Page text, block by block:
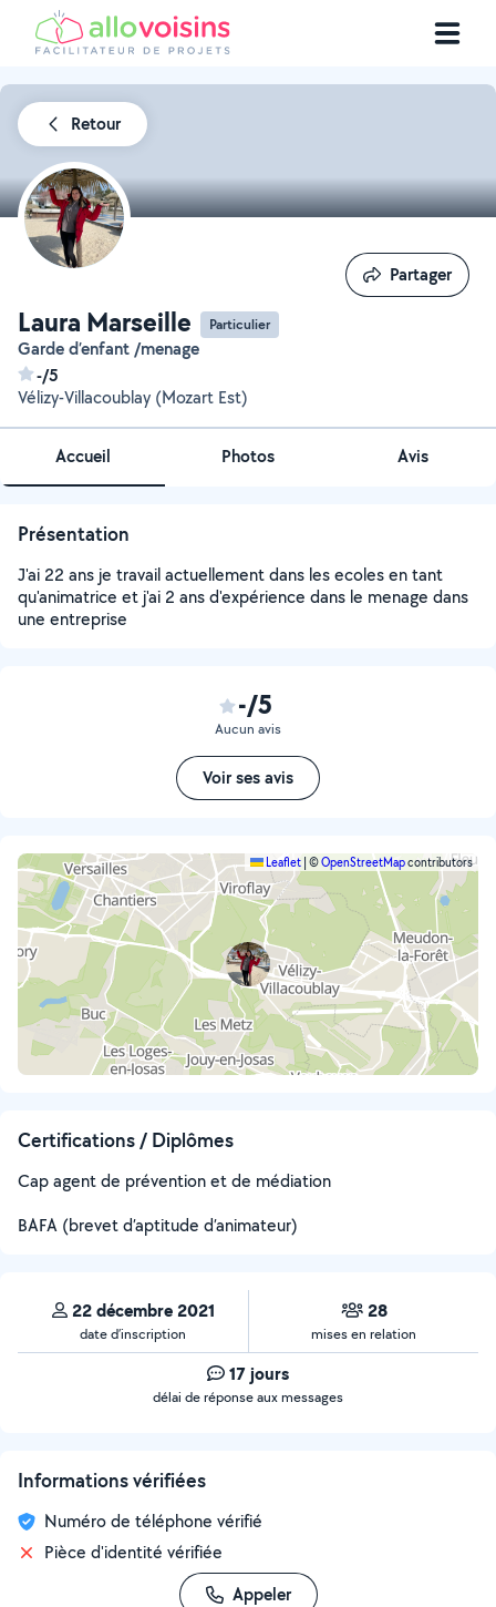
Retour
Laura Marseille Particulier
Garde d’enfant /menage
-/5
Vélizy-Villacoublay (Mozart Est)
Partager
Partager
Accueil Photos Avis
Présentation
J'ai 22 ans je travail actuellement dans les ecoles en tant
qu'animatrice et j'ai 2 ans d'expérience dans le menage dans
une entreprise
-/5
Aucun avis
Voir ses avis
Leaflet ©OpenStreetMapcontributors
Certifications / Diplômes
Cap agent de prévention et de médiation
BAFA (brevet d’aptitude d’animateur)
22 décembre 2021
date d’inscription
28
mises en relation
17 jours
délai de réponse aux messages
Informations vérifiées
Numéro de téléphone vérifié
Pièce d'identité vérifiée
Appeler